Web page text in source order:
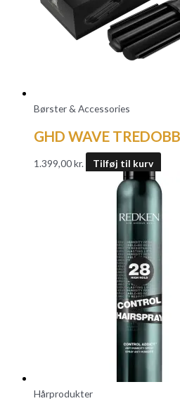
Børster & Accessories
GHD WAVE
1.399,00kr. Tilføj til kurv
Hårprodukter